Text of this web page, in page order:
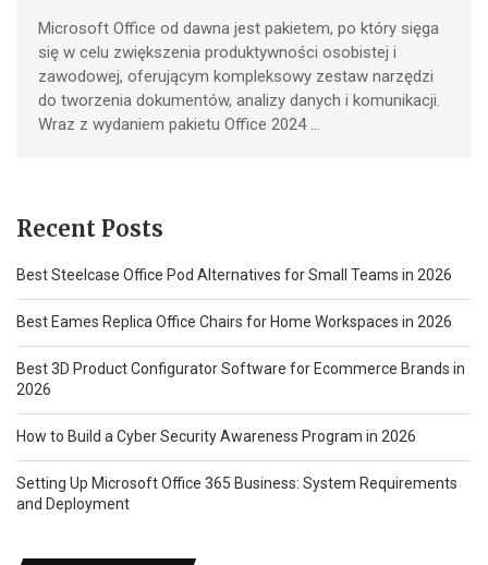
Microsoft Office od dawna jest pakietem, po który sięga
się w celu zwiększenia produktywności osobistej i
zawodowej, oferującym kompleksowy zestaw narzędzi
do tworzenia dokumentów, analizy danych i komunikacji.
Wraz z wydaniem pakietu Office 2024 …
Recent Posts
Best Steelcase Office Pod Alternatives for Small Teams in 2026
Best Eames Replica Office Chairs for Home Workspaces in 2026
Best 3D Product Configurator Software for Ecommerce Brands in
2026
How to Build a Cyber Security Awareness Program in 2026
Setting Up Microsoft Office 365 Business: System Requirements
and Deployment